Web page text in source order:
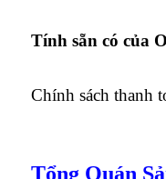
Tính sẵn có của
Chính sách thanh
Tổng Quán